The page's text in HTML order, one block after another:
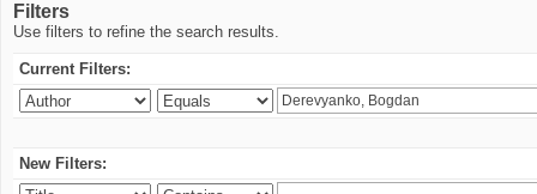
Filters
Use filters to refine the search results.
Current Filters:
New Filters: